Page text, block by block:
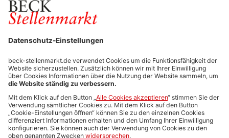
FÜR ARBEITGEBER
Stellenmarktpreise
Anzeigen-AGB
Media-Daten
Newsletteranmeldung
Produktübersicht
ALLGEMEIN